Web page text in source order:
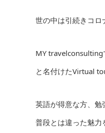
世の中は引続きコロ
MY travelconsulting
と名付けたVirtual
英語が得意な方、
普段とは違った魅力